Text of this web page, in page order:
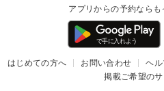
アプリからの予約ならも
はじめての方へ お問い合わせ ヘ
掲載ご希望の